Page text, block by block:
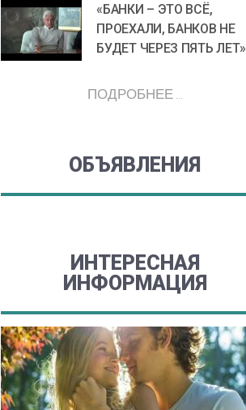
«БАНКИ – ЭТО ВСЁ,
ПРОЕХАЛИ, БАНКОВ НЕ
БУДЕТ ЧЕРЕЗ ПЯТЬ ЛЕТ»
ПОДРОБНЕЕ ...
ОБЪЯВЛЕНИЯ
ИНТЕРЕСНАЯ
ИНФОРМАЦИЯ